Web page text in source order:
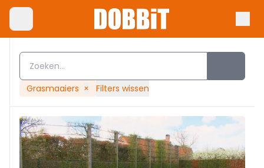
Grasmaaiers × Filters wissen